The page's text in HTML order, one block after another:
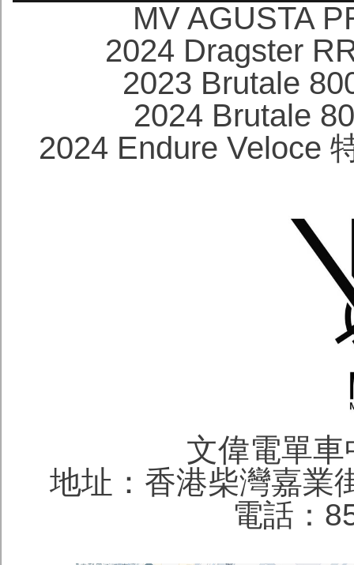
MV AGUSTA
2024 Dragster
2023 Brutale
2024 Brutale
2024 Endure Veloce
文偉電單
地址：香港柴灣嘉業
電話：